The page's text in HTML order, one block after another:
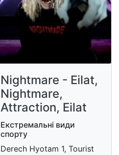
Nightmare - Eilat,
Nightmare,
Attraction, Eilat
Екстремальні види
спорту
Derech Hyotam 1, Tourist